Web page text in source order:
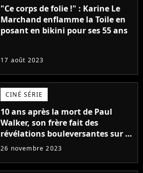
"Ce corps de folie !" : Karine Le
Marchand enflamme la Toile en
posant en bikini pour ses 55 ans
17 août 2023
CINÉ SÉRIE
10 ans après la mort de Paul
Walker, son frère fait des
révélations bouleversantes sur la
réaction des acteurs de Fast and
26 novembre 2023